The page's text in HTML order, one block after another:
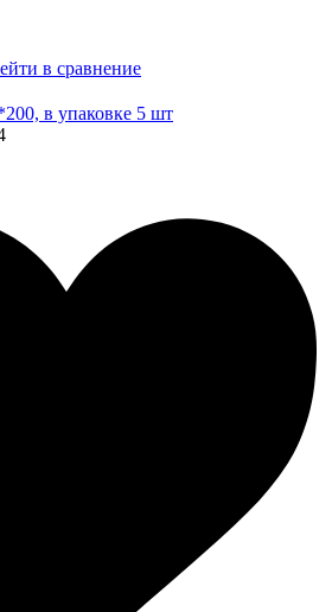
в сравнение
в упаковке 5 шт